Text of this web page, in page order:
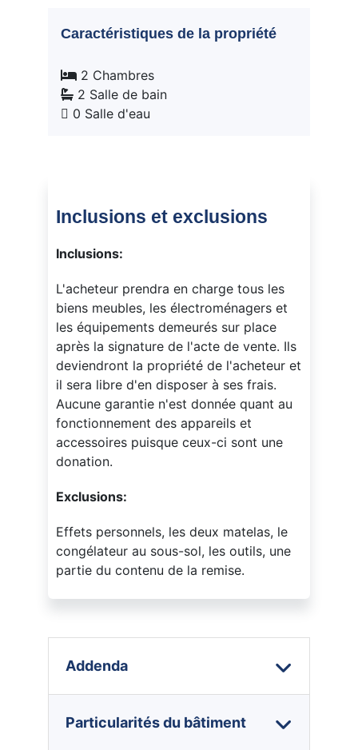
Caractéristiques de la propriété
2 Chambres
2 Salle de bain
0 Salle d'eau
Inclusions et exclusions
Inclusions:
L'acheteur prendra en charge tous les
biens meubles, les électroménagers et
les équipements demeurés sur place
après la signature de l'acte de vente. Ils
deviendront la propriété de l'acheteur et
il sera libre d'en disposer à ses frais.
Aucune garantie n'est donnée quant au
fonctionnement des appareils et
accessoires puisque ceux-ci sont une
donation.
Exclusions:
Effets personnels, les deux matelas, le
congélateur au sous-sol, les outils, une
partie du contenu de la remise.
Addenda
Particularités du bâtiment